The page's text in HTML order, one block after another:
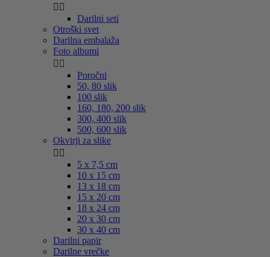
 
Darilni seti
Otroški svet
Darilna embalaža
Foto albumi
 
Poročni
50, 80 slik
100 slik
160, 180, 200 slik
300, 400 slik
500, 600 slik
Okvirji za slike
 
5 x 7,5 cm
10 x 15 cm
13 x 18 cm
15 x 20 cm
18 x 24 cm
20 x 30 cm
30 x 40 cm
Darilni papir
Darilne vrečke